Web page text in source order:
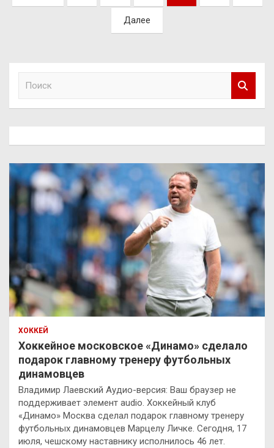
записей
Далее
ХОККЕЙ
Хоккейное московское «Динамо» сделало
подарок главному тренеру футбольных
динамовцев
Владимир Лаевский Аудио-версия: Ваш браузер не
поддерживает элемент audio. Хоккейный клуб
«Динамо» Москва сделал подарок главному тренеру
футбольных динамовцев Марцелу Личке. Сегодня, 17
июля, чешскому наставнику исполнилось 46 лет.